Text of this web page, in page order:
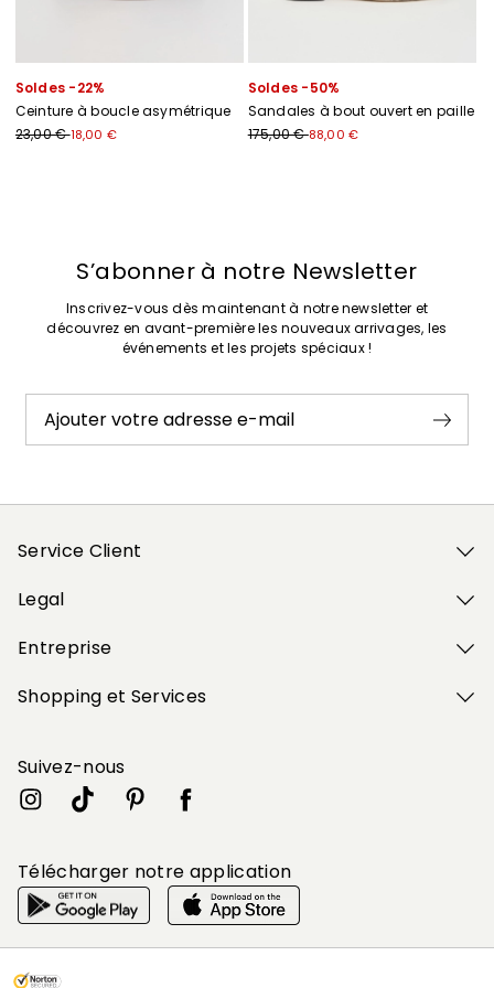
Soldes -22%
Ceinture à boucle asymétrique
23,00 €18,00 €
Soldes -50%
Sandales à bout ouvert en paille
175,00 €88,00 €
S’abonner à notre Newsletter
Inscrivez-vous dès maintenant à notre newsletter et
découvrez en avant-première les nouveaux arrivages, les
événements et les projets spéciaux !
Ajouter votre adresse e-mail
Service Client
Legal
Entreprise
Shopping et Services
Suivez-nous
Télécharger notre application